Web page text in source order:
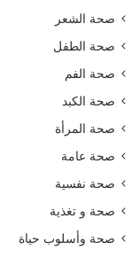
صحة الشعر
صحة الطفل
صحة الفم
صحة الكبد
صحة المرأة
صحة عامة
صحة نفسية
صحة و تغذية
صحة وأسلوب حياة